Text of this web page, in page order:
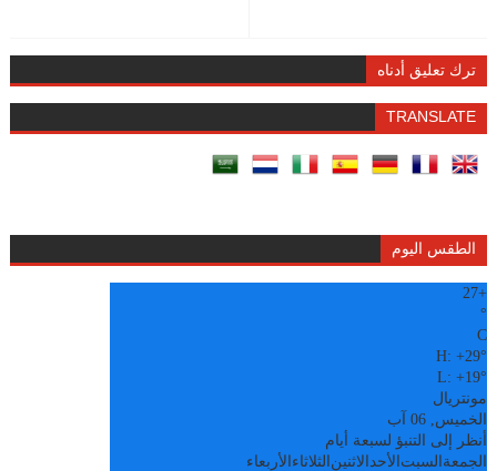
ترك تعليق أدناه
TRANSLATE
الطقس اليوم
+
27
°
C
H:+29°
L:+19°
مونتريال
الخميس, 06 آب
أنظر إلى التنبؤ لسبعة أيام
الجمعة السبت الأحدالاثنين الثلاثاء الأربعاء